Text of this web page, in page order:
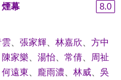
幕
8.0
、 張家輝、 林嘉欣
方中
陳家樂 湯怡、 常倩、
周祉
何遠東 龐雨濃 林威、 吳